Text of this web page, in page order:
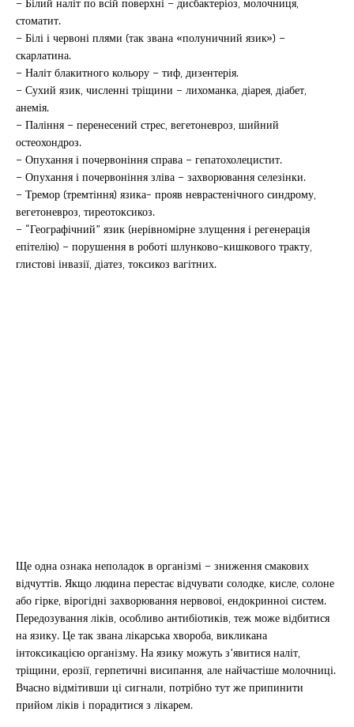
стоматит.
– Білі і червоні плями (так звана «полуничний язик») –
скарлатина.
– Наліт блакитного кольору – тиф, дизентерія.
– Сухий язик, численні тріщини – лихоманка, діарея, діабет,
анемія.
– Паління – перенесений стрес, вегетоневроз, шийний
остеохондроз.
– Опухання і почервоніння справа – гепатохолецистит.
– Опухання і почервоніння зліва – захворювання селезінки.
– Тремор (тремтіння) язика- прояв неврастенічного синдрому,
вегетоневроз, тиреотоксикоз.
– “Географічний” язик (нерівномірне злущення і регенерація
епітелію) – порушення в роботі шлунково-кишкового тракту,
глистові інвазії, діатез, токсикоз вагітних.
Ще одна ознака неполадок в організмі – зниження смакових
відчуттів. Якщо людина перестає відчувати солодке, кисле, солоне
або гірке, вірогідні захворювання нервовоі, ендокринноі систем.
Передозування ліків, особливо антибіотиків, теж може відбитися
на язику. Це так звана лікарська хвороба, викликана
інтоксикацією організму. На язику можуть з’явитися наліт,
тріщини, ерозії, герпетичні висипання, але найчастіше молочниці.
Вчасно відмітивши ці сигнали, потрібно тут же припинити
прийом ліків і порадитися з лікарем.